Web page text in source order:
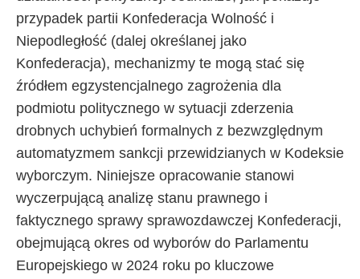
przypadek partii Konfederacja Wolność i
Niepodległość (dalej określanej jako
Konfederacja), mechanizmy te mogą stać się
źródłem egzystencjalnego zagrożenia dla
podmiotu politycznego w sytuacji zderzenia
drobnych uchybień formalnych z bezwzględnym
automatyzmem sankcji przewidzianych w Kodeksie
wyborczym. Niniejsze opracowanie stanowi
wyczerpującą analizę stanu prawnego i
faktycznego sprawy sprawozdawczej Konfederacji,
obejmującą okres od wyborów do Parlamentu
Europejskiego w 2024 roku po kluczowe